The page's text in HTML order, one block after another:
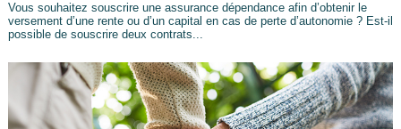
Vous souhaitez souscrire une assurance dépendance afin d’obtenir le
versement d’une rente ou d’un capital en cas de perte d’autonomie ? Est-il
possible de souscrire deux contrats...